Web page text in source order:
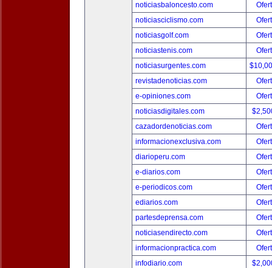
noticiasbaloncesto.com
noticiasciclismo.com
noticiasgolf.com
noticiastenis.com
noticiasurgentes.com
revistadenoticias.com
e-opiniones.com
noticiasdigitales.com
cazadordenoticias.com
informacionexclusiva.com
diarioperu.com
e-diarios.com
e-periodicos.com
ediarios.com
partesdeprensa.com
noticiasendirecto.com
informacionpractica.com
infodiario.com